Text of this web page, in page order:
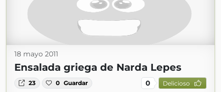
18 mayo 2011
Ensalada griega de Narda Lepes
23 0 Guardar 0 Delicioso